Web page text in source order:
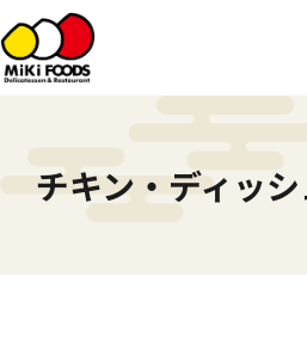
チキン・ディッ